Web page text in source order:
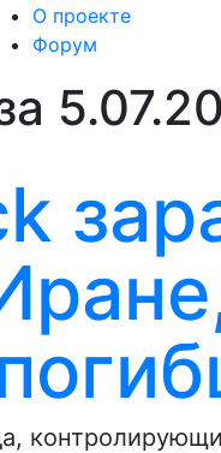
О проекте
Форум